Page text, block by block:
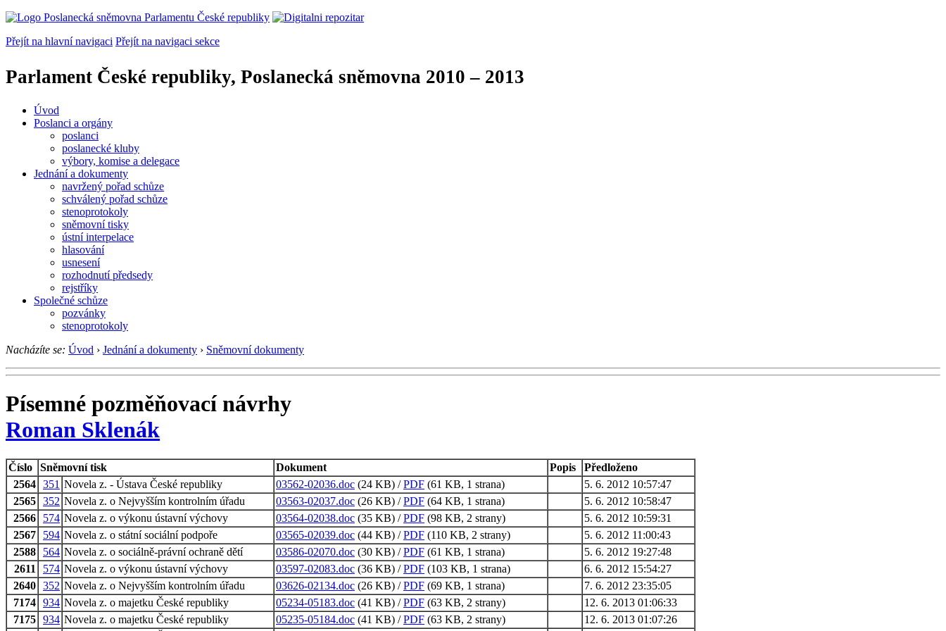
Přejít na hlavní navigaci Přejít na navigaci sekce
Parlament České republiky, Poslanecká sněmovna 2010 – 2013
Úvod
Poslanci a orgány
poslanci
poslanecké kluby
výbory, komise a delegace
Jednání a dokumenty
navržený pořad schůze
schválený pořad schůze
stenoprotokoly
sněmovní tisky
ústní interpelace
hlasování
usnesení
rozhodnutí předsedy
rejstříky
Společné schůze
pozvánky
stenoprotokoly
Nacházíte se: Úvod › Jednání a dokumenty › Sněmovní dokumenty
Písemné pozměňovací návrhy
Roman Sklenák
Číslo Sněmovní tisk Dokument Popis
Předloženo
2564 351 Novela z. - Ústava České republiky 03562-02036.doc (24 KB) /PDF (61 KB, 1 strana)
5. 6. 2012 10:57:47
2565 352 Novela z. o Nejvyšším kontrolním úřadu 03563-02037.doc (26 KB) /PDF (64 KB, 1 strana)
5. 6. 2012 10:58:47
2566
574 Novela z. o výkonu ústavní výchovy 03564-02038.doc (35 KB) /PDF (98 KB, 2 strany)
5. 6. 2012 10:59:31
2567
594 Novela z. o státní sociální podpoře 03565-02039.doc (44 KB) /PDF (110 KB, 2 strany)
5. 6. 2012 11:00:43
2588
564 Novela z. o sociálně-právní ochraně dětí 03586-02070.doc (30 KB) /PDF (61 KB, 1 strana)
5. 6. 2012 19:27:48
2611
574 Novela z. o výkonu ústavní výchovy 03597-02083.doc (36 KB) /PDF (103 KB, 1 strana)
6. 6. 2012 15:54:27
2640 352 Novela z. o Nejvyšším kontrolním úřadu 03626-02134.doc (26 KB) /PDF (69 KB, 1 strana)
7. 6. 2012 23:35:05
7174 934 Novela z. o majetku České republiky 05234-05183.doc (41 KB) /PDF (63 KB, 2 strany)
12. 6. 2013 01:06:33
7175 934 Novela z. o majetku České republiky 05235-05184.doc (41 KB) /PDF (63 KB, 2 strany)
12. 6. 2013 01:07:26